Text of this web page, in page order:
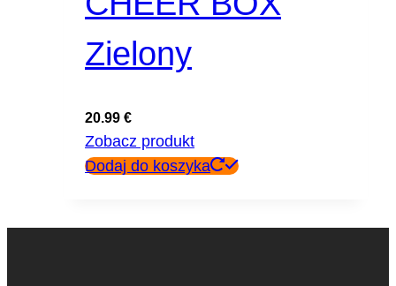
Zielony
20.99 €
Zobacz produkt
Dodaj do koszyka